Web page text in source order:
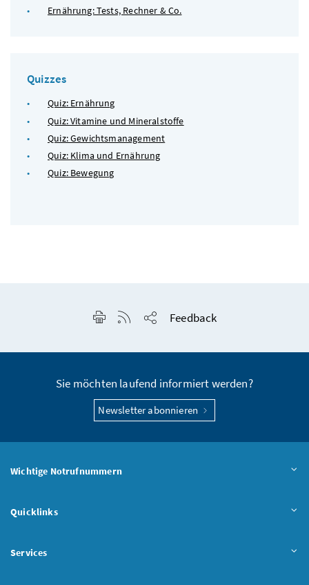
Ernährung: Tests, Rechner & Co.
Quizzes
Quiz: Ernährung
Quiz: Vitamine und Mineralstoffe
Quiz: Gewichtsmanagement
Quiz: Klima und Ernährung
Quiz: Bewegung
Seite drucken
RSS-Feed anzeigen
Feedback
Sie möchten laufend informiert werden?
Newsletter abonnieren
Wichtige Notrufnummern
Quicklinks
Services